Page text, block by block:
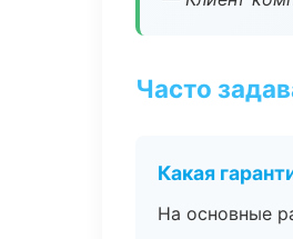
Часто
Какая
На основные